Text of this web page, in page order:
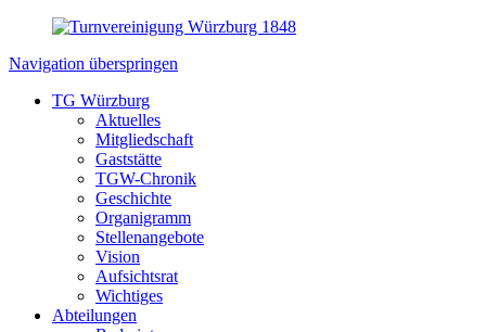
Navigation überspringen
TG Würzburg
Aktuelles
Mitgliedschaft
Gaststätte
TGW-Chronik
Geschichte
Organigramm
Stellenangebote
Vision
Aufsichtsrat
Wichtiges
Abteilungen